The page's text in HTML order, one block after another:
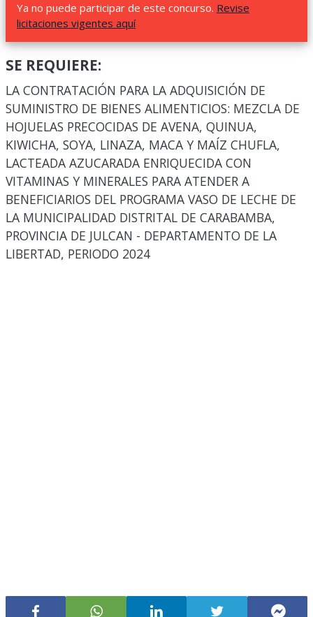
Ya no puede participar de este concurso. Revise
licitaciones vigentes aquí
SE REQUIERE:
LA CONTRATACIÓN PARA LA ADQUISICIÓN DE
SUMINISTRO DE BIENES ALIMENTICIOS: MEZCLA DE
HOJUELAS PRECOCIDAS DE AVENA, QUINUA,
KIWICHA, SOYA, LINAZA, MACA Y MAÍZ CHUFLA,
LACTEADA AZUCARADA ENRIQUECIDA CON
VITAMINAS Y MINERALES PARA ATENDER A
BENEFICIARIOS DEL PROGRAMA VASO DE LECHE DE
LA MUNICIPALIDAD DISTRITAL DE CARABAMBA,
PROVINCIA DE JULCAN - DEPARTAMENTO DE LA
LIBERTAD, PERIODO 2024